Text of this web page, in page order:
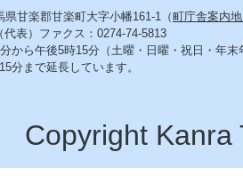
県甘楽郡甘楽町大字小幡161-1（町庁舎案内
代表）ファクス：0274-74-5813
から午後5時15分（土曜・日曜・祝日・年末
分まで延長しています。
Copyright Kanra